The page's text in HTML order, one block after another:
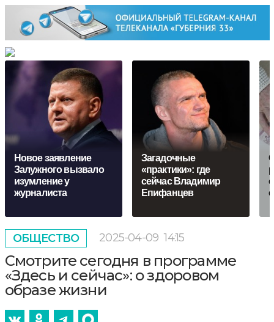
Новое заявление
Залужного вызвало
изумление у
журналиста
Загадочные
«практики»: где
сейчас Владимир
Епифанцев
ОБЩЕСТВО 2025-04-09 14:15
Смотрите сегодня в программе
«Здесь и сейчас»: о здоровом
образе жизни